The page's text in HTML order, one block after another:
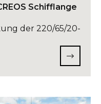
Schifflange
der 220/65/20-